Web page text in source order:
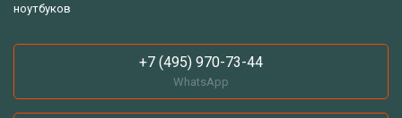
ноутбуков
+7 (495) 970-73-44
WhatsApp